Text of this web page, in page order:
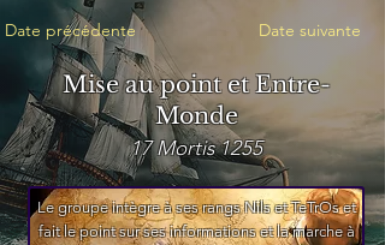
Date précédente Date suivante
Mise au point et Entre-
Monde
17 Mortis 1255
Le groupe intègre à ses rangs Nils et TeTrOs et
fait le point sur ses informations et la marche à